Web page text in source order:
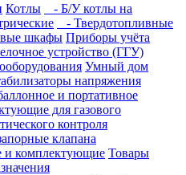
Котлы
- Б/У котлы на
- Твердотопливные
шкафы Приборы учёта
устройство (ГГУ)
Умный дом
напряжения
и портативное
для газового
контроля
клапана
и комплектующие Товары